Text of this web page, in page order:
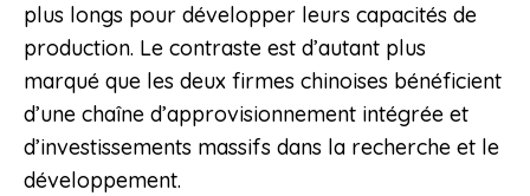
plus longs pour développer leurs capacités de
production. Le contraste est d’autant plus
marqué que les deux firmes chinoises bénéficient
d’une chaîne d’approvisionnement intégrée et
d’investissements massifs dans la recherche et le
développement.